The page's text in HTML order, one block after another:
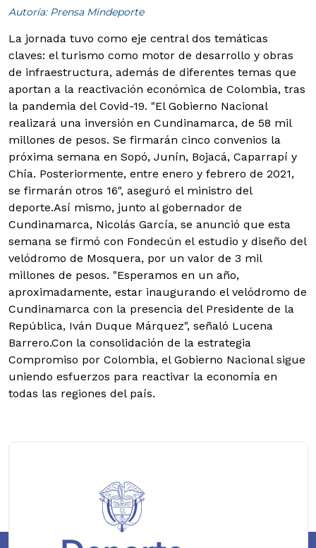
Autoría: Prensa Mindeporte
La jornada tuvo como eje central dos temáticas
claves: el turismo como motor de desarrollo y obras
de infraestructura, además de diferentes temas que
aportan a la reactivación económica de Colombia, tras
la pandemia del Covid-19. "El Gobierno Nacional
realizará una inversión en Cundinamarca, de 58 mil
millones de pesos. Se firmarán cinco convenios la
próxima semana en Sopó, Junín, Bojacá, Caparrapí y
Chía. Posteriormente, entre enero y febrero de 2021,
se firmarán otros 16", aseguró el ministro del
deporte.Así mismo, junto al gobernador de
Cundinamarca, Nicolás García, se anunció que esta
semana se firmó con Fondecún el estudio y diseño del
velódromo de Mosquera, por un valor de 3 mil
millones de pesos. "Esperamos en un año,
aproximadamente, estar inaugurando el velódromo de
Cundinamarca con la presencia del Presidente de la
República, Iván Duque Márquez", señaló Lucena
Barrero.Con la consolidación de la estrategia
Compromiso por Colombia, el Gobierno Nacional sigue
uniendo esfuerzos para reactivar la economía en
todas las regiones del país.